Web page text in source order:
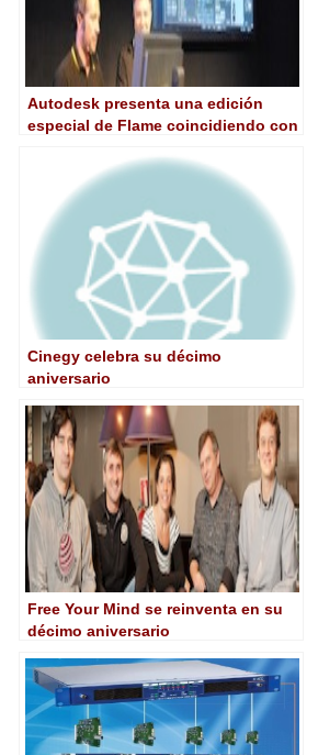
Autodesk presenta una edición
especial de Flame coincidiendo con
Cinegy celebra su décimo
aniversario
Free Your Mind se reinventa en su
décimo aniversario